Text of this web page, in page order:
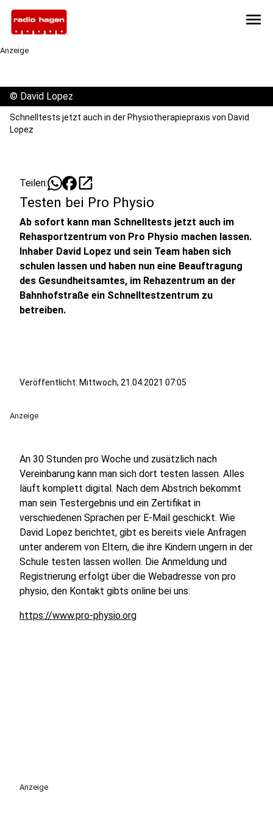
menu
Anzeige
© David Lopez
Schnelltests jetzt auch in der Physiotherapiepraxis von David
Lopez
Teilen: open_in_new
Testen bei Pro Physio
Ab sofort kann man Schnelltests jetzt auch im
Rehasportzentrum von Pro Physio machen lassen.
Inhaber David Lopez und sein Team haben sich
schulen lassen und haben nun eine Beauftragung
des Gesundheitsamtes, im Rehazentrum an der
Bahnhofstraße ein Schnelltestzentrum zu
betreiben.
Veröffentlicht: Mittwoch, 21.04.2021 07:05
Anzeige
An 30 Stunden pro Woche und zusätzlich nach
Vereinbarung kann man sich dort testen lassen. Alles
läuft komplett digital. Nach dem Abstrich bekommt
man sein Testergebnis und ein Zertifikat in
verschiedenen Sprachen per E-Mail geschickt. Wie
David Lopez berichtet, gibt es bereits viele Anfragen
unter anderem von Eltern, die ihre Kindern ungern in der
Schule testen lassen wollen. Die Anmeldung und
Registrierung erfolgt über die Webadresse von pro
physio, den Kontakt gibts online bei uns:
https://www.pro-physio.org
Anzeige